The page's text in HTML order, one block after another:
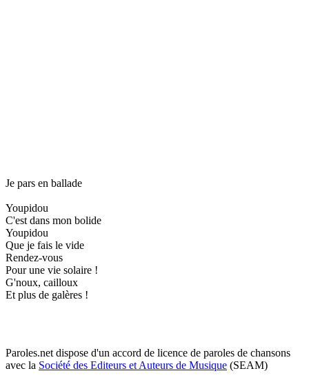
Je pars en ballade
Youpidou
C'est dans mon bolide
Youpidou
Que je fais le vide
Rendez-vous
Pour une vie solaire !
G'noux, cailloux
Et plus de galères !
Paroles.net dispose d'un accord de licence de paroles de chansons
avec la Société des Editeurs et Auteurs de Musique (SEAM)